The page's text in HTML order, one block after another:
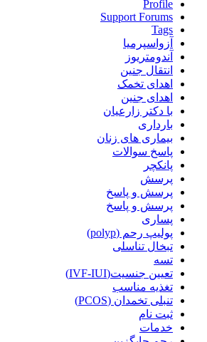
Profile
Support Forums
Tags
آزواسپرمیا
آندومتریوز
انتقال جنین
اهدای تخمک
اهدای جنین
با دکتر زارعیان
بارداری
بیماری های زنان
پاسخ سوالات
پانکچر
پرسش
پرسش و پاسخ
پرسش و پاسخ
پساری
پولیپ رحم (polyp)
تبخال تناسلی
تسه
تعیین جنسیت(IVF-IUI)
تغذیه مناسب
تنبلی تخمدان (PCOS)
ثبت نام
خدمات